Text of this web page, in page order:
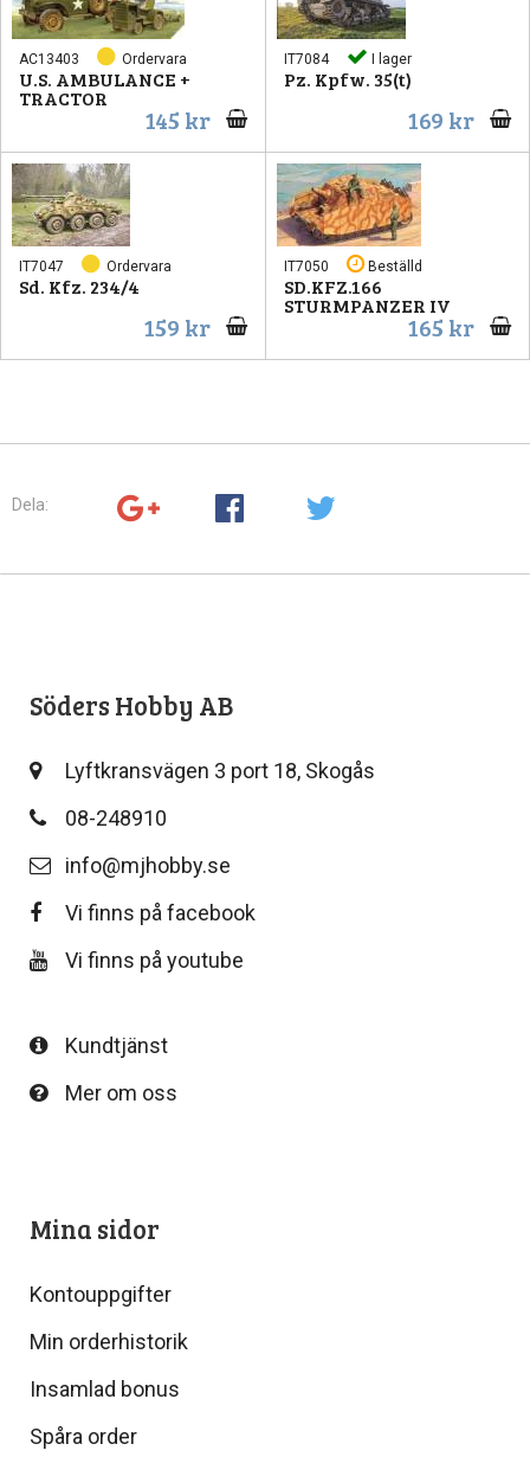
AC13403 Ordervara
U.S. AMBULANCE +
TRACTOR
145 kr
IT7084 I lager
Pz. Kpfw. 35(t)
169 kr
IT7047 Ordervara
Sd. Kfz. 234/4
159 kr
IT7050 Beställd
SD.KFZ.166
STURMPANZER IV
165 kr
Dela:
Söders Hobby AB
Lyftkransvägen 3 port 18, Skogås
08-248910
info@mjhobby.se
Vi finns på facebook
Vi finns på youtube
Kundtjänst
Mer om oss
Mina sidor
Kontouppgifter
Min orderhistorik
Insamlad bonus
Spåra order